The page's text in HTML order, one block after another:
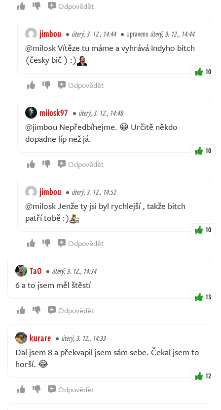
Odpovědět
jimbou úterý, 3. 12., 14:44 Upravenoúterý, 3. 12., 14:44
@milosk Vítěze tu máme a vyhrává Indyho bitch
(česky bič ) :)
10
Odpovědět
milosk97 úterý, 3. 12., 14:48
@jimbou Nepředbíhejme. 😀 Určitě někdo
dopadne líp než já.
10
Odpovědět
jimbou úterý, 3. 12., 14:52
@milosk Jenže ty jsi byl rychlejší , takže bitch
patří tobě :)
10
Odpovědět
TaO úterý, 3. 12., 14:34
6 a to jsem měl štěstí
13
Odpovědět
kurare úterý, 3. 12., 14:33
Dal jsem 8 a překvapil jsem sám sebe. Čekal jsem to
horší. 😂
12
Odpovědět